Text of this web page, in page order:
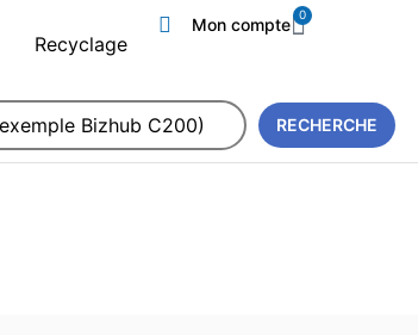
Recyclage
Mon compte 0
RECHERCHE